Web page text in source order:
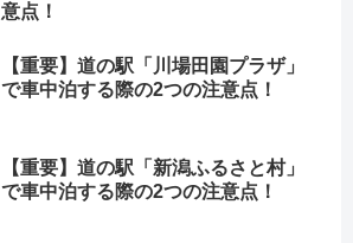
意点！
【重要】道の駅「川場田園プラザ」
で車中泊する際の2つの注意点！
【重要】道の駅「新潟ふるさと村」
で車中泊する際の2つの注意点！